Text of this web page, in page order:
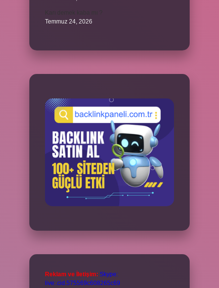
Temmuz 24, 2026
Reklam ve İletişim: Skype:
live:.cid.575569c608265c69